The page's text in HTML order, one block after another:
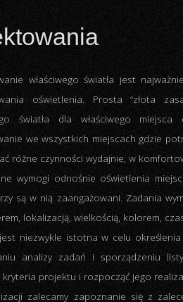
właściwego światła jest
oświetlenia. Prosta “złota
światła dla właściwego
we wszystkich miejscach gdzie
różne czynności wydajnie, w
wymogi odnośnie oświetlenia
są w nią zaangażowani. Zadania
lokalizacją, wielkością, kolorem,
niezwykle istotna w celu
analizy zadań i sporządzeniu
projektu i rozpocząć jego
zalecamy zapoznanie się z